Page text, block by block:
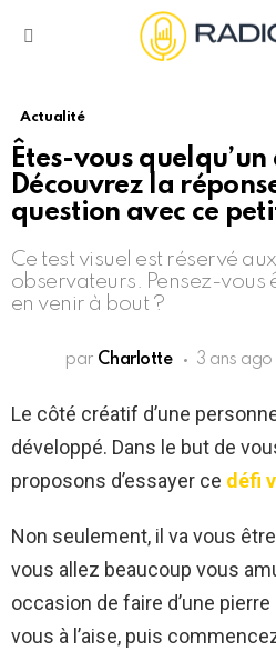
Actualité
Êtes-vous
Découvrez la
question avec ce
Ce test visuel est réservé
observateurs. Pensez-vous
en venir à bout ?
par Charlotte 3 ans ago
Le côté créatif d’une
développé. Dans le but de
proposons d’essayer ce défi
Non seulement, il va vous
vous allez beaucoup vous
occasion de faire d’une
vous à l’aise, puis